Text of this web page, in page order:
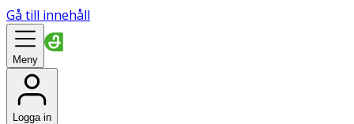
Gå till innehåll
Meny
Logga in